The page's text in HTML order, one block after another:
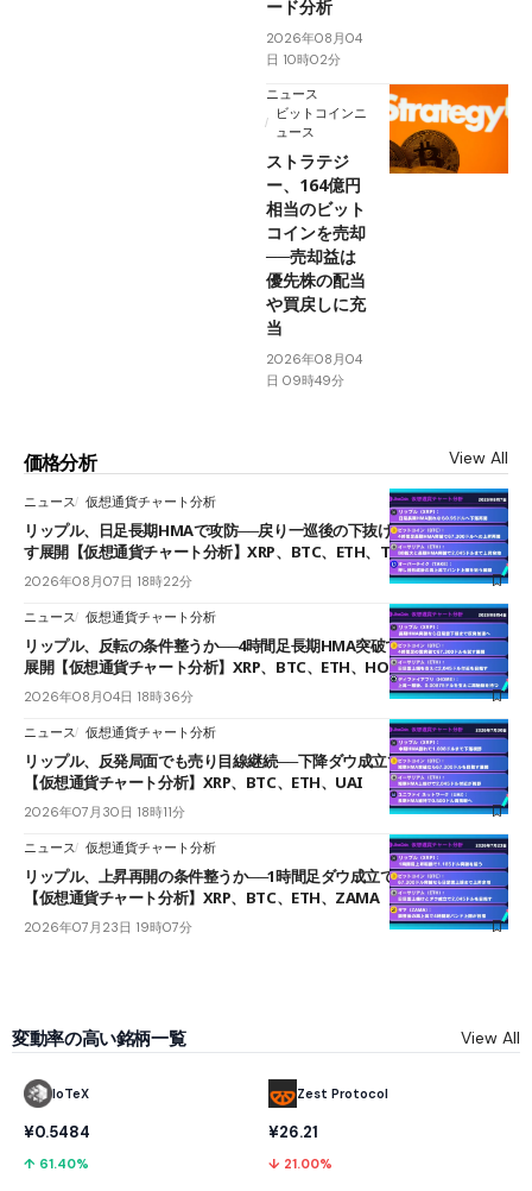
ード分析
2026年08月04
日 10時02分
ニュース
ビットコインニ
ュース
ストラテジ
ー、164億円
相当のビット
コインを売却
──売却益は
優先株の配当
や買戻しに充
当
2026年08月04
日 09時49分
価格分析 View All
ニュース 仮想通貨チャート分析
リップル、日足長期HMAで攻防──戻り一巡後の下抜けで0.95ドルを試
す展開【仮想通貨チャート分析】XRP、BTC、ETH、TAKE
2026年08月07日 18時22分
ニュース 仮想通貨チャート分析
リップル、反転の条件整うか──4時間足長期HMA突破で雲下端を目指す
展開【仮想通貨チャート分析】XRP、BTC、ETH、HOME
2026年08月04日 18時36分
ニュース 仮想通貨チャート分析
リップル、反発局面でも売り目線継続──下降ダウ成立で下値追う展開
【仮想通貨チャート分析】XRP、BTC、ETH、UAI
2026年07月30日 18時11分
ニュース 仮想通貨チャート分析
リップル、上昇再開の条件整うか──1時間足ダウ成立で1.185ドルを狙う
【仮想通貨チャート分析】XRP、BTC、ETH、ZAMA
2026年07月23日 19時07分
変動率の高い銘柄一覧 View All
IoTeX
¥0.5484
↑ 61.40%
Zest Protocol
¥26.21
↓ 21.00%